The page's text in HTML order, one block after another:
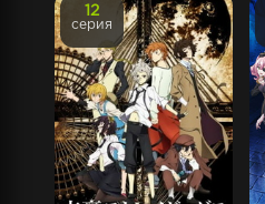
12
серия